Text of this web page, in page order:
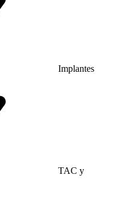
Implantes
TAC y